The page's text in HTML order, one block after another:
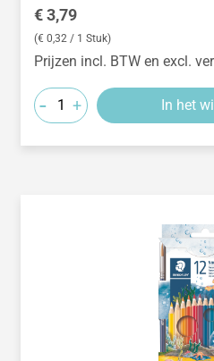
Normale prijs:
€ 3,79
(€ 0,32 / 1 Stuk)
Prijzen incl. BTW en excl.
- + In het